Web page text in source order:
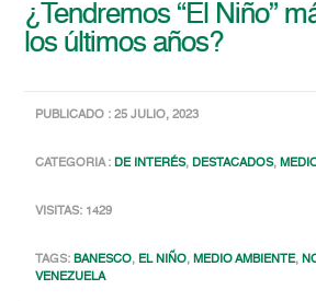
¿Tendremos “El Niño”
los últimos años?
PUBLICADO : 25 JULIO, 2023
CATEGORIA :DE INTERÉS,DESTACADOS,
VISITAS: 1429
TAGS:BANESCO, EL NIÑO,MEDIO AMBIENTE,
VENEZUELA